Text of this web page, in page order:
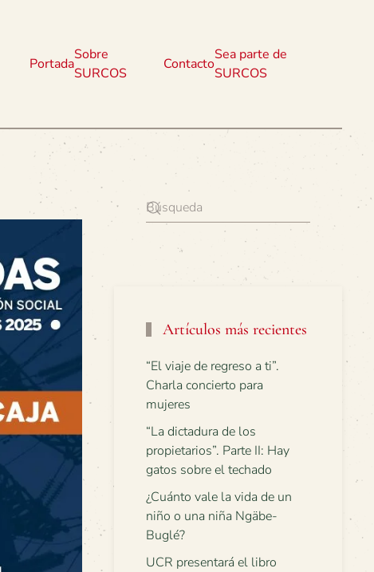
Portada
Sobre
SURCOS
Contacto
Sea parte de
SURCOS
Artículos más recientes
“El viaje de regreso a ti”.
Charla concierto para
mujeres
“La dictadura de los
propietarios”. Parte II: Hay
gatos sobre el techado
¿Cuánto vale la vida de un
niño o una niña Ngäbe-
Buglé?
UCR presentará el libro